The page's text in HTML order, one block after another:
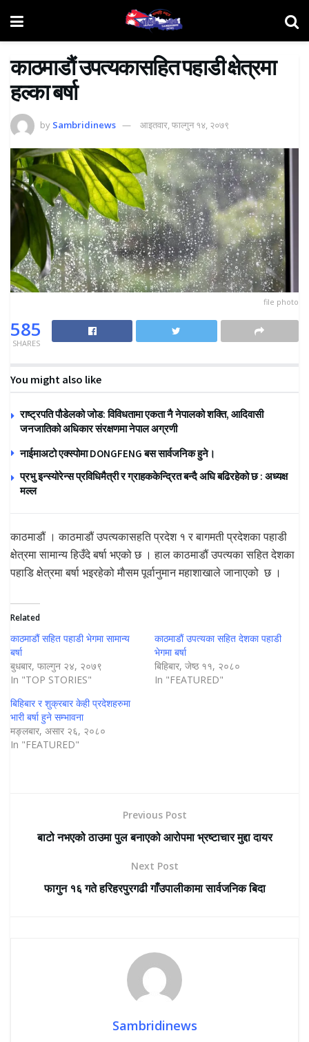
काठमाडौं उपत्यकासहित पहाडी क्षेत्रमा
हल्का बर्षा
by Sambridinews आइतवार, फाल्गुन १४, २०७९
file photo
585
SHARES
You might also like
राष्ट्रपति पौडेलको जोड: विविधतामा एकता नै नेपालको शक्ति, आदिवासी
जनजातिको अधिकार संरक्षणमा नेपाल अग्रणी
नाईमाअटो एक्स्पोमा DONGFENG बस सार्वजनिक हुने।
प्रभु इन्स्योरेन्स प्रविधिमैत्री र ग्राहककेन्द्रित बन्दै अघि बढिरहेको छ : अध्यक्ष
मल्ल
काठमाडौं । काठमाडौं उपत्यकासहति प्रदेश १ र बागमती प्रदेशका पहाडी
क्षेत्रमा सामान्य हिउँदे बर्षा भएको छ । हाल काठमाडौं उपत्यका सहित देशका
पहाडि क्षेत्रमा बर्षा भइरहेको माैसम पूर्वानुमान महाशाखाले जानाएको छ ।
Related
काठमाडौं सहित पहाडी भेगमा सामान्य
बर्षा
बुधबार, फाल्गुन २४, २०७९
In "TOP STORIES"
काठमाडाैं उपत्यका सहित देशका पहाडी
भेगमा बर्षा
बिहिबार, जेष्ठ ११, २०८०
In "FEATURED"
बिहिबार र शुक्रबार केही प्रदेशहरुमा
भारी बर्षा हुने सम्भावना
मङ्लबार, असार २६, २०८०
In "FEATURED"
Previous Post
बाटो नभएको ठाउमा पुल बनाएको आरोपमा भ्रष्टाचार मुद्दा दायर
Next Post
फागुन १६ गते हरिहरपुरगढी गाँउपालीकामा सार्वजनिक बिदा
Sambridinews